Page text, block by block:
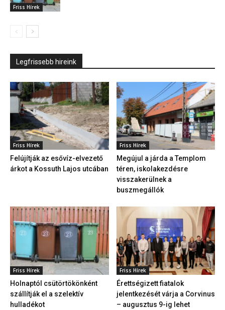
Friss Hírek
Legfrissebb hireink
Friss Hírek
Felújítják az esővíz-elvezető
árkot a Kossuth Lajos utcában
Friss Hírek
Megújul a járda a Templom
téren, iskolakezdésre
visszakerülnek a
buszmegállók
Friss Hírek
Holnaptól csütörtökönként
szállítják el a szelektív
hulladékot
Friss Hírek
Érettségizett fiatalok
jelentkezését várja a Corvinus
– augusztus 9-ig lehet